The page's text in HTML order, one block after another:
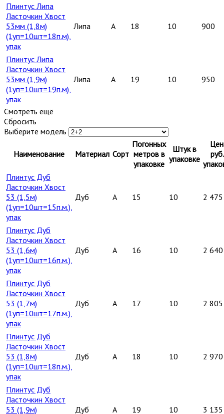
Плинтус Липа
Ласточкин Хвост
53мм (1,8м)
(1уп=10шт=18п.м),
упак
Липа A 18 10 900
Плинтус Липа
Ласточкин Хвост
53мм (1,9м)
(1уп=10шт=19п.м),
упак
Липа A 19 10 950
Смотреть ещё
Сбросить
Выберите модель
Наименование Материал Сорт
Погонных
метров в
упаковке
Штук в
упаковке
Плинтус Дуб
Ласточкин Хвост
53 (1,5м)
(1уп=10шт=15п.м.),
упак
Дуб A 15 10 2 475
Плинтус Дуб
Ласточкин Хвост
53 (1,6м)
(1уп=10шт=16п.м.),
упак
Дуб A 16 10 2 640
Плинтус Дуб
Ласточкин Хвост
53 (1,7м)
(1уп=10шт=17п.м.),
упак
Дуб A 17 10 2 805
Плинтус Дуб
Ласточкин Хвост
53 (1,8м)
(1уп=10шт=18п.м.),
упак
Дуб A 18 10 2 970
Плинтус Дуб
Ласточкин Хвост
53 (1,9м)
Дуб A 19 10 3 135